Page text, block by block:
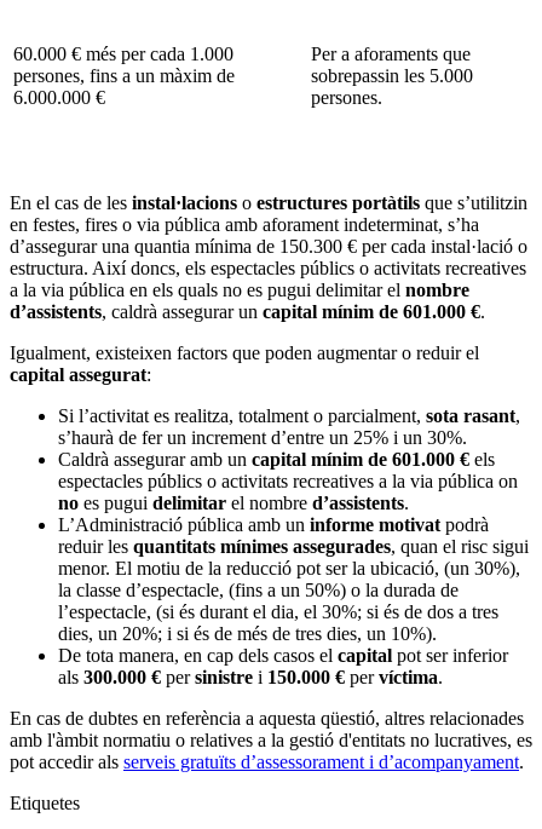
60.000 € més per cada 1.000
persones, fins a un màxim de
6.000.000 €
Per a aforaments que
sobrepassin les 5.000
persones.
En el cas de les instal·lacions o estructures portàtils que s’utilitzin
en festes, fires o via pública amb aforament indeterminat, s’ha
d’assegurar una quantia mínima de 150.300 € per cada instal·lació o
estructura. Així doncs, els espectacles públics o activitats recreatives
a la via pública en els quals no es pugui delimitar el nombre
d’assistents, caldrà assegurar un capital mínim de 601.000 €.
Igualment, existeixen factors que poden augmentar o reduir el
capital assegurat:
Si l’activitat es realitza, totalment o parcialment, sota rasant,
s’haurà de fer un increment d’entre un 25% i un 30%.
Caldrà assegurar amb un capital mínim de 601.000 € els
espectacles públics o activitats recreatives a la via pública on
no es pugui delimitar el nombre d’assistents.
L’Administració pública amb un informe motivat podrà
reduir les quantitats mínimes assegurades, quan el risc sigui
menor. El motiu de la reducció pot ser la ubicació, (un 30%),
la classe d’espectacle, (fins a un 50%) o la durada de
l’espectacle, (si és durant el dia, el 30%; si és de dos a tres
dies, un 20%; i si és de més de tres dies, un 10%).
De tota manera, en cap dels casos el capital pot ser inferior
als 300.000 € persinistre i 150.000 € pervíctima.
En cas de dubtes en referència a aquesta qüestió, altres relacionades
amb l'àmbit normatiu o relatives a la gestió d'entitats no lucratives, es
pot accedir als serveis gratuïts d’assessorament i d’acompanyament.
Etiquetes